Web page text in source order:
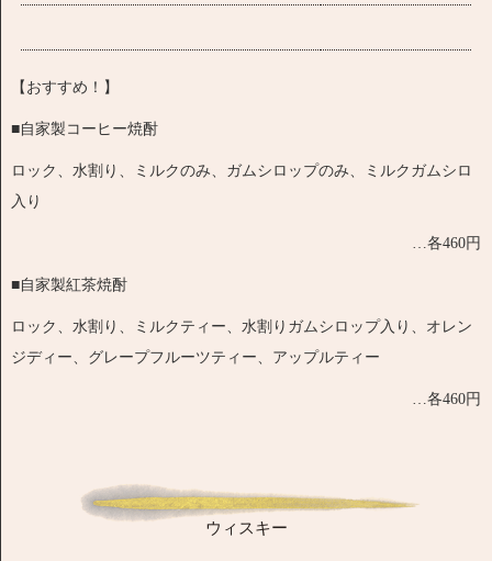
【おすすめ！】
■自家製コーヒー焼酎
ロック、水割り、ミルクのみ、ガムシロップのみ、ミルクガムシロ
入り
…各460円
■自家製紅茶焼酎
ロック、水割り、ミルクティー、水割りガムシロップ入り、オレン
ジディー、グレープフルーツティー、アップルティー
…各460円
ウィスキー